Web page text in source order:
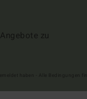
zu